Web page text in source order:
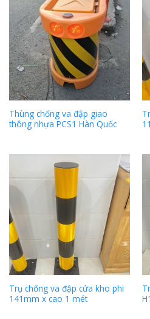
Thùng chống va đập giao
thông nhựa PCS1 Hàn Quốc
Trụ chống va đập cửa kho phi
141mm x cao 1 mét